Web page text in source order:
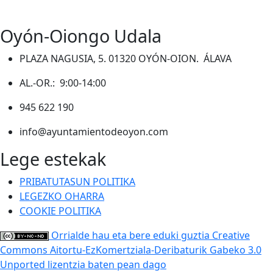
Oyón-Oiongo Udala
PLAZA NAGUSIA, 5. 01320 OYÓN-OION. ÁLAVA
AL.-OR.: 9:00-14:00
945 622 190
info@ayuntamientodeoyon.com
Lege estekak
PRIBATUTASUN POLITIKA
LEGEZKO OHARRA
COOKIE POLITIKA
Orrialde hau eta bere eduki guztia Creative
Commons Aitortu-EzKomertziala-Deribaturik Gabeko 3.0
Unported lizentzia baten pean dago